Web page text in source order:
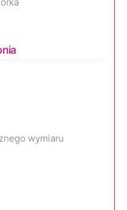
wymiaru